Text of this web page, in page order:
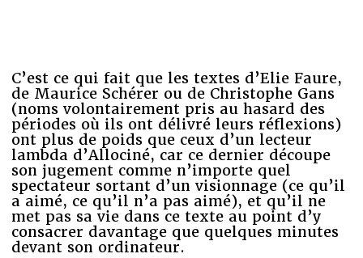
C’est ce qui fait que les textes d’Elie Faure,
de Maurice Schérer ou de Christophe Gans
(noms volontairement pris au hasard des
périodes où ils ont délivré leurs réflexions)
ont plus de poids que ceux d’un lecteur
lambda d’Allociné, car ce dernier découpe
son jugement comme n’importe quel
spectateur sortant d’un visionnage (ce qu’il
a aimé, ce qu’il n’a pas aimé), et qu’il ne
met pas sa vie dans ce texte au point d’y
consacrer davantage que quelques minutes
devant son ordinateur.